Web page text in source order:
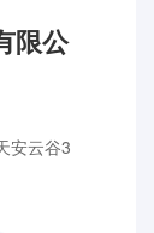
限公
安云谷3